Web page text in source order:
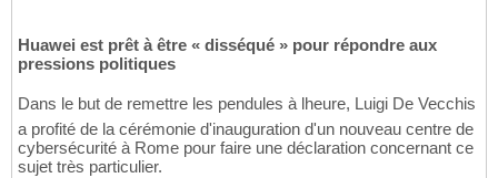
Huawei est prêt à être « disséqué » pour répondre aux
pressions politiques
Dans le but de remettre les pendules à lheure, Luigi De Vecchis
a profité de la cérémonie d'inauguration d'un nouveau centre de
cybersécurité à Rome pour faire une déclaration concernant ce
sujet très particulier.